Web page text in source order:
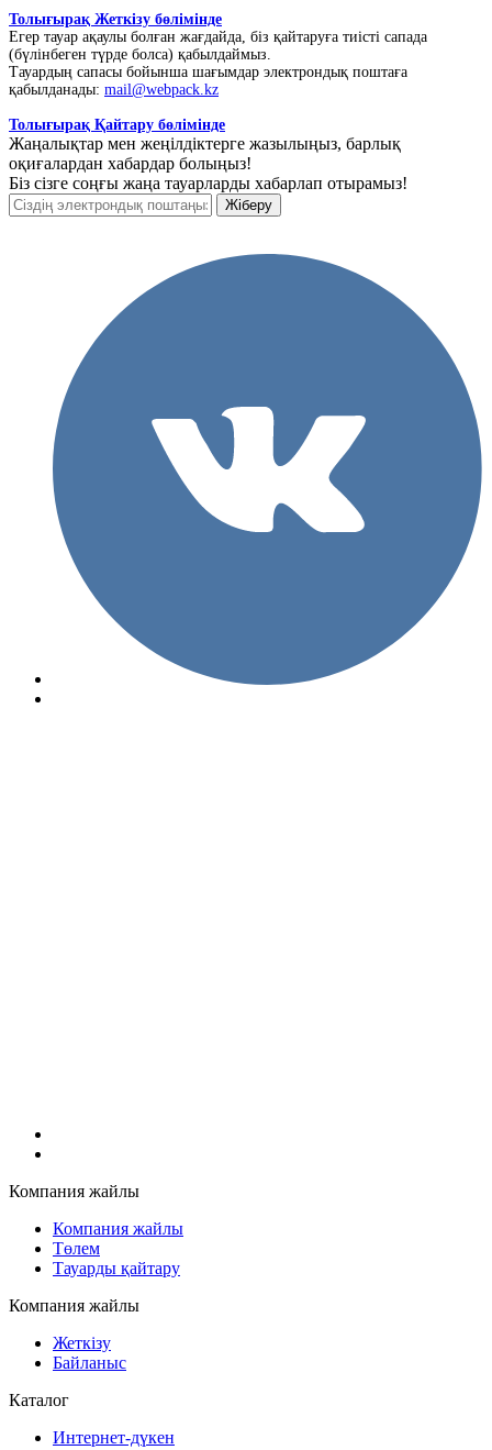
Толығырақ Жеткізу бөлімінде
Егер тауар ақаулы болған жағдайда, біз қайтаруға тиісті сапада
(бүлінбеген түрде болса) қабылдаймыз.
Тауардың сапасы бойынша шағымдар электрондық поштаға
қабылданады: mail@webpack.kz
Толығырақ Қайтару бөлімінде
Жаңалықтар мен жеңілдіктерге жазылыңыз, барлық
оқиғалардан хабардар болыңыз!
Біз сізге соңғы жаңа тауарларды хабарлап отырамыз!
Компания жайлы
Компания жайлы
Төлем
Тауарды қайтару
Компания жайлы
Жеткізу
Байланыс
Каталог
Интернет-дүкен